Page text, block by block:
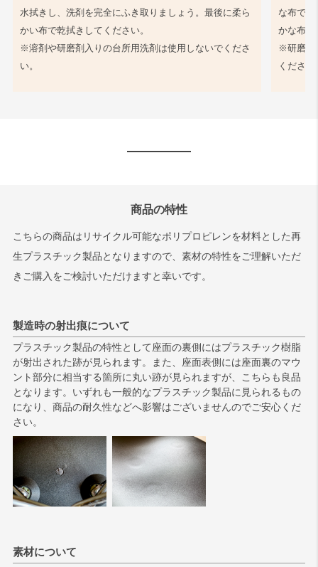
水拭きし、洗剤を完全にふき取りましょう。最後に柔ら
かい布で乾拭きしてください。
※溶剤や研磨剤入りの台所用洗剤は使用しないでくださ
い。
な布で軽
かな布で
※研磨剤
ください
商品の特性
こちらの商品はリサイクル可能なポリプロピレンを材料とした再
生プラスチック製品となりますので、素材の特性をご理解いただ
きご購入をご検討いただけますと幸いです。
製造時の射出痕について
プラスチック製品の特性として座面の裏側にはプラスチック樹脂
が射出された跡が見られます。また、座面表側には座面裏のマウ
ント部分に相当する箇所に丸い跡が見られますが、こちらも良品
となります。いずれも一般的なプラスチック製品に見られるもの
になり、商品の耐久性などへ影響はございませんのでご安心くだ
さい。
素材について